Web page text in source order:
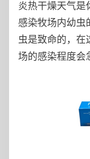
炎热干燥天气是
感染牧场内幼虫
虫是致命的，在
场的感染程度会